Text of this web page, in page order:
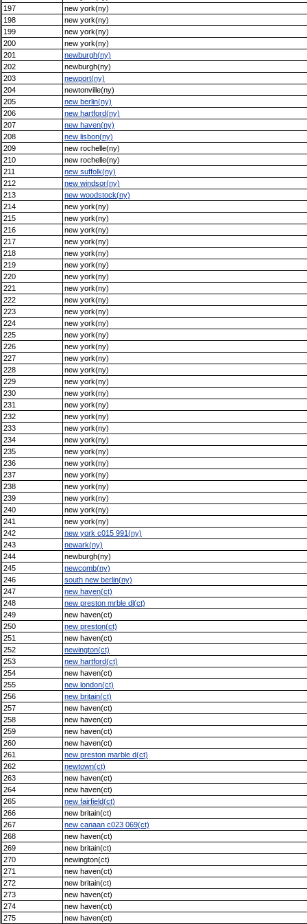
197
new york(ny)
198
new york(ny)
199
new york(ny)
200
new york(ny)
201
newburgh(ny)
202
newburgh(ny)
203
newport(ny)
204
newtonville(ny)
205
new berlin(ny)
206
new hartford(ny)
207
new haven(ny)
208
new lisbon(ny)
209
new rochelle(ny)
210
new rochelle(ny)
211
new suffolk(ny)
212
new windsor(ny)
213
new woodstock(ny)
214
new york(ny)
215
new york(ny)
216
new york(ny)
217
new york(ny)
218
new york(ny)
219
new york(ny)
220
new york(ny)
221
new york(ny)
222
new york(ny)
223
new york(ny)
224
new york(ny)
225
new york(ny)
226
new york(ny)
227
new york(ny)
228
new york(ny)
229
new york(ny)
230
new york(ny)
231
new york(ny)
232
new york(ny)
233
new york(ny)
234
new york(ny)
235
new york(ny)
236
new york(ny)
237
new york(ny)
238
new york(ny)
239
new york(ny)
240
new york(ny)
241
new york(ny)
242
new york c015 991(ny)
243
newark(ny)
244
newburgh(ny)
245
newcomb(ny)
246
south new berlin(ny)
247
new haven(ct)
248
new preston mrble dl(ct)
249
new haven(ct)
250
new preston(ct)
251
new haven(ct)
252
newington(ct)
253
new hartford(ct)
254
new haven(ct)
255
new london(ct)
256
new britain(ct)
257
new haven(ct)
258
new haven(ct)
259
new haven(ct)
260
new haven(ct)
261
new preston marble d(ct)
262
newtown(ct)
263
new haven(ct)
264
new haven(ct)
265
new fairfield(ct)
266
new britain(ct)
267
new canaan c023 069(ct)
268
new haven(ct)
269
new britain(ct)
270
newington(ct)
271
new haven(ct)
272
new britain(ct)
273
new haven(ct)
274
new haven(ct)
275
new haven(ct)